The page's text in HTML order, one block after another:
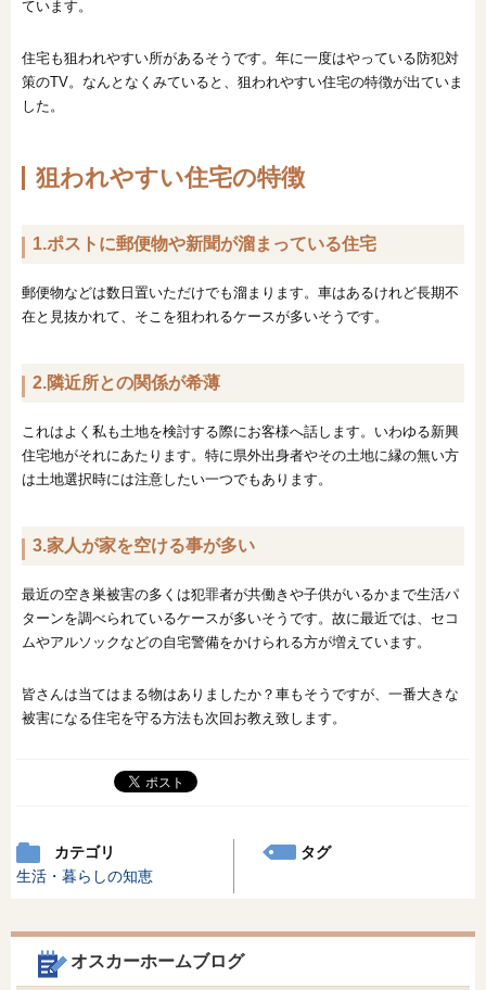
ています。
住宅も狙われやすい所があるそうです。年に一度はやっている防犯対
策のTV。なんとなくみていると、狙われやすい住宅の特徴が出ていま
した。
狙われやすい住宅の特徴
1.ポストに郵便物や新聞が溜まっている住宅
郵便物などは数日置いただけでも溜まります。車はあるけれど長期不
在と見抜かれて、そこを狙われるケースが多いそうです。
2.隣近所との関係が希薄
これはよく私も土地を検討する際にお客様へ話します。いわゆる新興
住宅地がそれにあたります。特に県外出身者やその土地に縁の無い方
は土地選択時には注意したい一つでもあります。
3.家人が家を空ける事が多い
最近の空き巣被害の多くは犯罪者が共働きや子供がいるかまで生活パ
ターンを調べられているケースが多いそうです。故に最近では、セコ
ムやアルソックなどの自宅警備をかけられる方が増えています。
皆さんは当てはまる物はありましたか？車もそうですが、一番大きな
被害になる住宅を守る方法も次回お教え致します。
カテゴリ
生活・暮らしの知恵
タグ
オスカーホームブログ